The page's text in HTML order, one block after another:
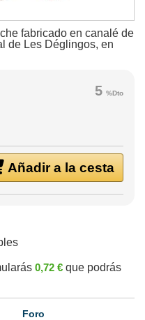
fabricado en canalé de
de Les Déglingos, en
5 %Dto
Añadir a la cesta
0,72 € que podrás
Foro